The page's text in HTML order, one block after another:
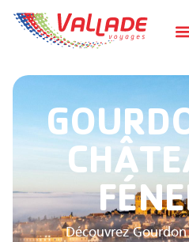
Découvrez